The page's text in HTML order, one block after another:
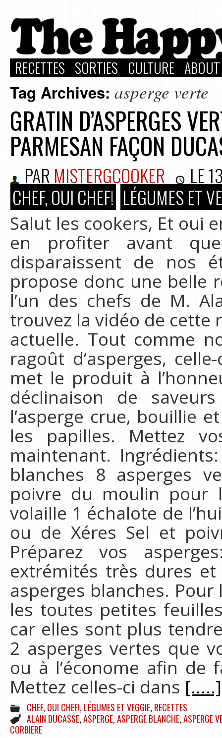
RECETTES SORTIES CULTURE
Tag Archives: asperge verte
GRATIN D’ASPERGES
PARMESAN FAÇON
PAR MISTERGCOOKER LE
CHEF, OUI CHEF! LÉGUMES ET
Salut les cookers, Et oui
en profiter avant
disparaissent de nos
propose donc une belle
l’un des chefs de M.
trouvez la vidéo de cette
actuelle. Tout comme
ragoût d’asperges,
met le produit à
déclinaison de
l’asperge crue, bouillie
les papilles. Mettez
maintenant.
blanches 8 asperges
poivre du moulin pour
volaille 1 échalote de
ou de Xéres Sel et
Préparez vos
extrémités très dures et
asperges blanches.
les toutes petites
car elles sont plus
2 asperges vertes que
ou à l’économe afin de
Mettez celles-ci dans [.....]
CHEF, OUI CHEF!, LÉGUMES ET VEGGIE, RECETTES
ALAIN DUCASSE,ASPERGE,ASPERGE BLANCHE,ASPERGE
CORBIERE